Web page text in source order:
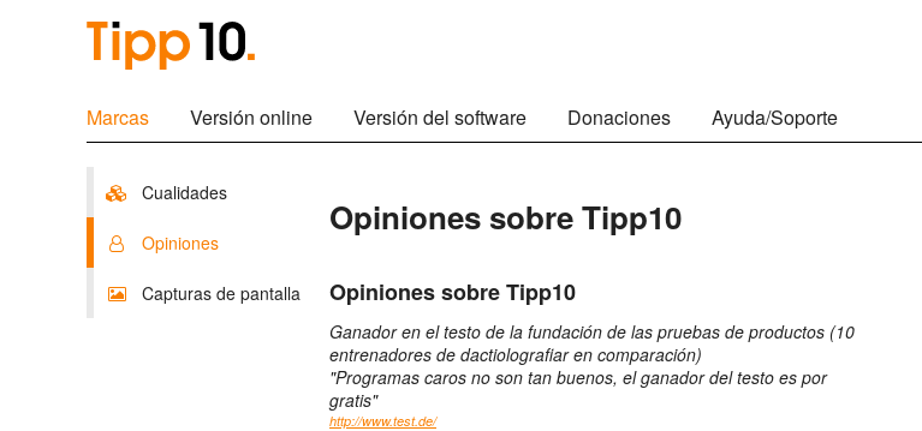
Marcas Versión online Versión del software Donaciones Ayuda/Soporte
Cualidades
Opiniones
Capturas de pantalla
Opiniones sobre Tipp10
Opiniones sobre Tipp10
Ganador en el testo de la fundación de las pruebas de productos (10
entrenadores de dactiolografiar en comparación)
"Programas caros no son tan buenos, el ganador del testo es por
gratis"
http://www.test.de/